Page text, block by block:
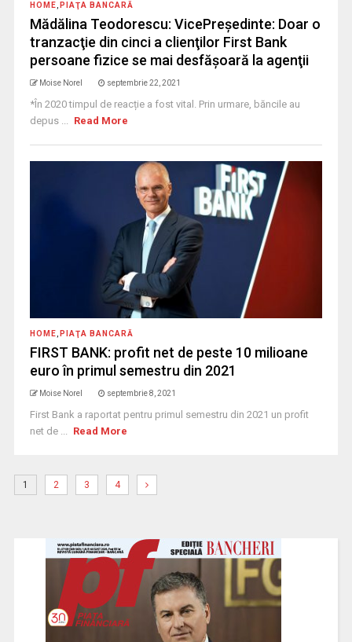
HOME PIAŢA BANCARĂ
Mădălina Teodorescu: VicePreşedinte: Doar o
tranzacţie din cinci a clienţilor First Bank
persoane fizice se mai desfăşoară la agenţii
Moise Norel septembrie 22, 2021
*În 2020 timpul de reacție a fost vital. Prin urmare, băncile au
depus ... Read More
HOME PIAŢA BANCARĂ
FIRST BANK: profit net de peste 10 milioane
euro în primul semestru din 2021
Moise Norel septembrie 8, 2021
First Bank a raportat pentru primul semestru din 2021 un profit
net de ... Read More
1 2 3 4